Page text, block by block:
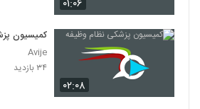
۰۱:۰۶
۰۲:۰۸
کمیسیون
Avije
۳۴ بازدید